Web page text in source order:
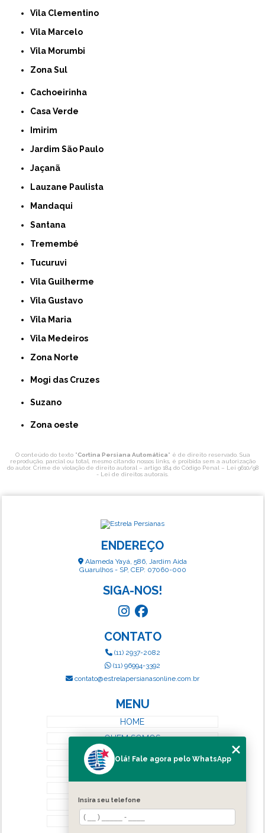
Vila Clementino
Vila Marcelo
Vila Morumbi
Zona Sul
Cachoeirinha
Casa Verde
Imirim
Jardim São Paulo
Jaçanã
Lauzane Paulista
Mandaqui
Santana
Tremembé
Tucuruvi
Vila Guilherme
Vila Gustavo
Vila Maria
Vila Medeiros
Zona Norte
Mogi das Cruzes
Suzano
Zona oeste
O conteúdo do texto "Cortina Persiana Automática" é de direito reservado. Sua
reprodução, parcial ou total, mesmo citando nossos links, é proibida sem a autorização
do autor. Crime de violação de direito autoral – artigo 184 do Código Penal – Lei 9610/98
- Lei de direitos autorais.
ENDEREÇO
Alameda Yayá, 586, Jardim Aida
Guarulhos - SP, CEP: 07060-000
SIGA-NOS!
CONTATO
(11) 2937-2082
(11) 96994-3392
contato@estrelapersianasonline.com.br
MENU
HOME
QUEM SOMOS
SERVIÇOS
CATEGORIAS
MAPA DO SITE
Olá! Fale agora pelo WhatsApp
Insira seu telefone